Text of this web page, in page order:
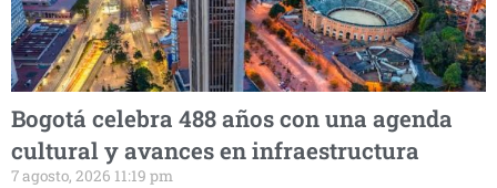
Bogotá celebra 488 años con una agenda
cultural y avances en infraestructura
7 agosto, 2026 11:19 pm